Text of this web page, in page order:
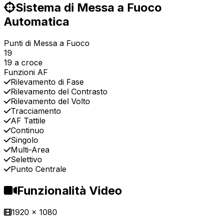
Sistema di Messa a Fuoco
Automatica
Punti di Messa a Fuoco
19
19 a croce
Funzioni AF
Rilevamento di Fase
Rilevamento del Contrasto
Rilevamento del Volto
Tracciamento
AF Tattile
Continuo
Singolo
Multi-Area
Selettivo
Punto Centrale
Funzionalità Video
1920 x 1080